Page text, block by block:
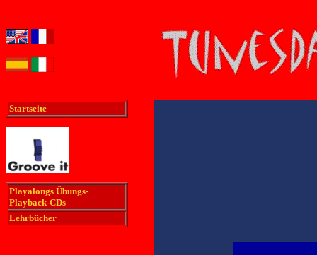
Startseite
Playalongs Übungs-
Playback-CDs
Lehrbücher